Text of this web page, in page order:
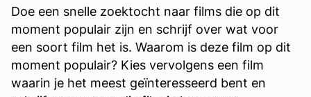
Doe een snelle zoektocht naar films die op dit
moment populair zijn en schrijf over wat voor
een soort film het is. Waarom is deze film op dit
moment populair? Kies vervolgens een film
waarin je het meest geïnteresseerd bent en